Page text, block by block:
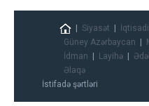
Siyasət
Güney Azərbaycan
İdman
Layihə
Əlaqə
İstifadə şərtləri